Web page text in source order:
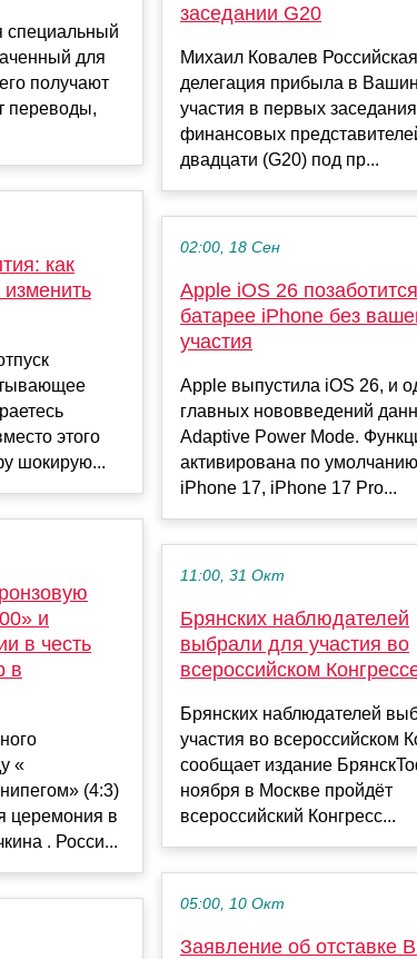
специальный
для
получают
переводы,
как
этого
шокирую...
и
в честь
в
«
(4:3)
церемония в
. Росси...
заседании G20
Михаил Ковалев Российская
делегация прибыла в
участия в первых
финансовых
двадцати (G20) под пр...
02:00, 18 Сен
Apple iOS 26
батарее iPhone без
участия
Apple выпустила iOS 26, и
главных нововведений
Adaptive Power Mode.
активирована по
iPhone 17, iPhone 17 Pro...
11:00, 31 Окт
Брянских наблюдателей
выбрали для участия во
всероссийском
Брянских наблюдателей
участия во всероссийском
сообщает издание
ноября в Москве пройдёт
всероссийский Конгресс...
05:00, 10 Окт
Заявление об отставке